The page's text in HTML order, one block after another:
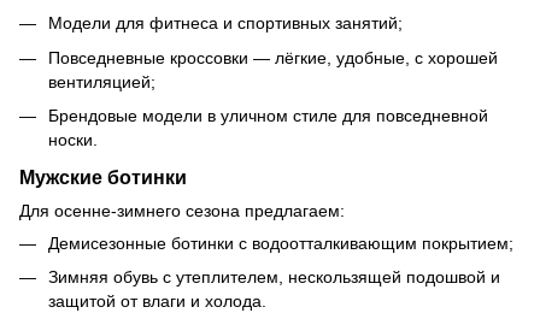
Модели для фитнеса и спортивных занятий;
Повседневные кроссовки — лёгкие, удобные, с хорошей
вентиляцией;
Брендовые модели в уличном стиле для повседневной
носки.
Мужские ботинки
Для осенне-зимнего сезона предлагаем:
Демисезонные ботинки с водоотталкивающим покрытием;
Зимняя обувь с утеплителем, нескользящей подошвой и
защитой от влаги и холода.